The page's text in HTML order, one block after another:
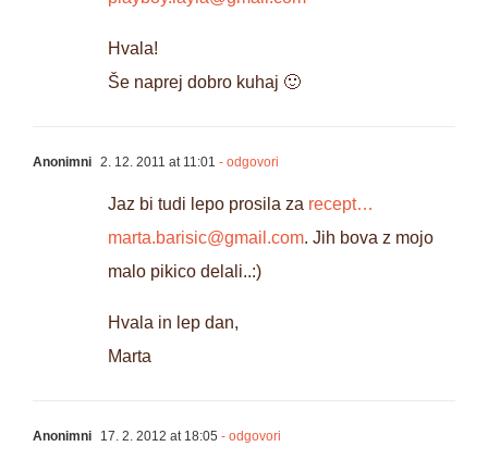
Hvala!
Še naprej dobro kuhaj 🙂
Anonimni 2. 12. 2011 at 11:01 - odgovori
Jaz bi tudi lepo prosila za recept…
marta.barisic@gmail.com. Jih bova z mojo
malo pikico delali..:)
Hvala in lep dan,
Marta
Anonimni 17. 2. 2012 at 18:05 - odgovori